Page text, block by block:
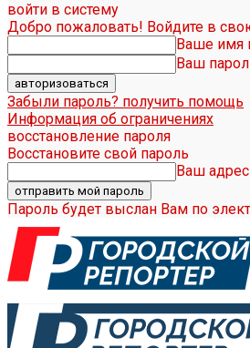
войти в систему
Добро пожаловать! Войдите в
Ваше имя
Ваш
Забыли пароль? получить помощь
Информация об ограничениях
восстановление пароля
Восстановите свой пароль
Ваш
Пароль будет выслан Вам по